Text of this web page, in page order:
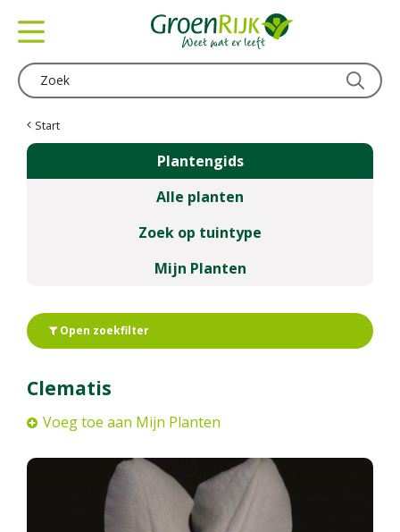
Start
Plantengids
Alle planten
Zoek op tuintype
Mijn Planten
Open zoekfilter
Clematis
Voeg toe aan Mijn Planten